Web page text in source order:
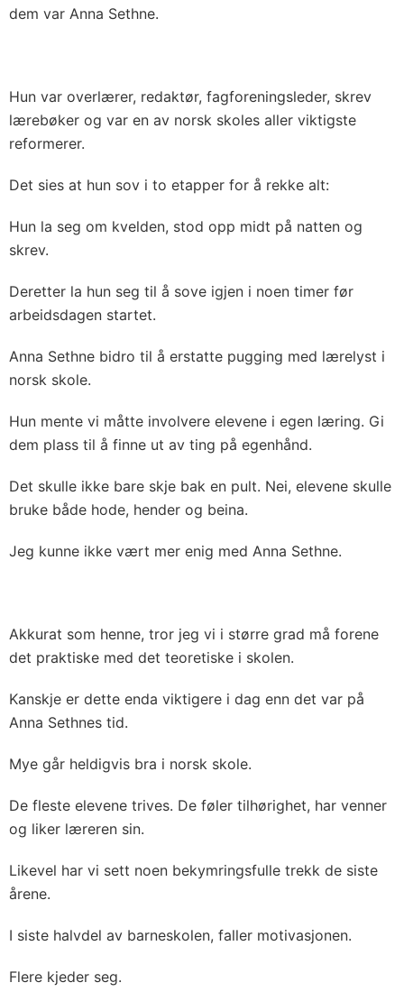
dem var Anna Sethne.
Hun var overlærer, redaktør, fagforeningsleder, skrev
lærebøker og var en av norsk skoles aller viktigste
reformerer.
Det sies at hun sov i to etapper for å rekke alt:
Hun la seg om kvelden, stod opp midt på natten og
skrev.
Deretter la hun seg til å sove igjen i noen timer før
arbeidsdagen startet.
Anna Sethne bidro til å erstatte pugging med lærelyst i
norsk skole.
Hun mente vi måtte involvere elevene i egen læring. Gi
dem plass til å finne ut av ting på egenhånd.
Det skulle ikke bare skje bak en pult. Nei, elevene skulle
bruke både hode, hender og beina.
Jeg kunne ikke vært mer enig med Anna Sethne.
Akkurat som henne, tror jeg vi i større grad må forene
det praktiske med det teoretiske i skolen.
Kanskje er dette enda viktigere i dag enn det var på
Anna Sethnes tid.
Mye går heldigvis bra i norsk skole.
De fleste elevene trives. De føler tilhørighet, har venner
og liker læreren sin.
Likevel har vi sett noen bekymringsfulle trekk de siste
årene.
I siste halvdel av barneskolen, faller motivasjonen.
Flere kjeder seg.